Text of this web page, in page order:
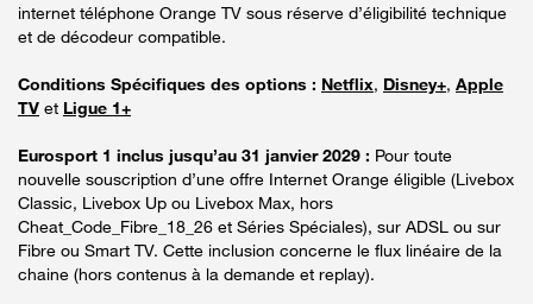
internet téléphone Orange TV sous réserve d’éligibilité technique
et de décodeur compatible.
Conditions Spécifiques des options : Netflix, Disney+, Apple
TV et Ligue 1+
Eurosport 1 inclus jusqu’au 31 janvier 2029 : Pour toute
nouvelle souscription d’une offre Internet Orange éligible (Livebox
Classic, Livebox Up ou Livebox Max, hors
Cheat_Code_Fibre_18_26 et Séries Spéciales), sur ADSL ou sur
Fibre ou Smart TV. Cette inclusion concerne le flux linéaire de la
chaine (hors contenus à la demande et replay).